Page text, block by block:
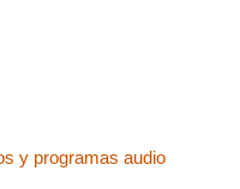
y programas audio